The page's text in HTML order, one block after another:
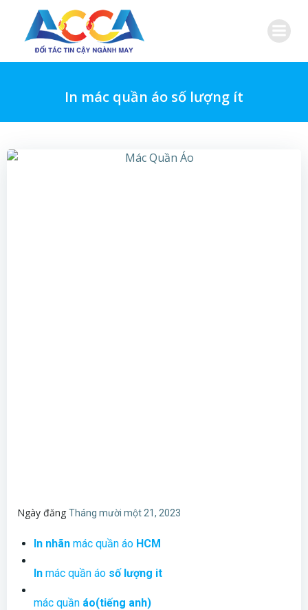
In mác quần áo số lượng ít
Ngày đăng Tháng mười một 21, 2023
In nhãn mác quần áo HCM
In mác quần áo số lượng it
mác quần áo(tiếng anh)